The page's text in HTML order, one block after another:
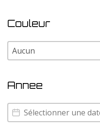
Couleur
Couleur
Couleur
Annee
Annee
Annee